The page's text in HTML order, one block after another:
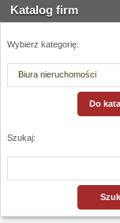
Katalog firm
Wybierz kategorię:
Biura nieruchomości
Szukaj: